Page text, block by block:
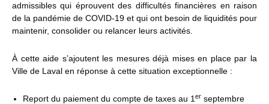
admissibles qui éprouvent des difficultés financières en raison
de la pandémie de COVID-19 et qui ont besoin de liquidités pour
maintenir, consolider ou relancer leurs activités.
À cette aide s’ajoutent les mesures déjà mises en place par la
Ville de Laval en réponse à cette situation exceptionnelle :
Report du paiement du compte de taxes au 1 er septembre